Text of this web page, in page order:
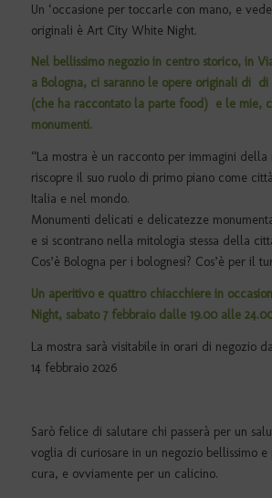
Un ‘occasione per toccarle con mano, e
originali è Art City White Night.
Nel bellissimo negozio in centro storico, in
a Bologna, ci saranno le opere originali di
(che ha raccontato la parte food) e le mie,
monumenti.
“La mostra è un racconto per immagini della
riscopre il suo ruolo di primo piano come
Italia e nel mondo.
Monumenti delicati e delicatezze
e si scontrano nella mitologia stessa della
Cos’è Bologna per i bolognesi? Cos’è per il
Un aperitivo e quattro chiacchiere in
Night, sabato 7 febbraio dalle 19.00 alle
La mostra sarà visitabile in orari di negozio
14 febbraio 2026
Sarò felice di salutare chi passerà per un
voglia di curiosare in un negozio bellissimo e
cura, e ovviamente per un calicino.